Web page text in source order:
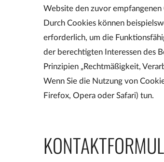
Website den zuvor
Durch Cookies können
erforderlich, um die
der berechtigten Interessen des
Prinzipien „Rechtmäßigkeit,
Wenn Sie die Nutzung von
Firefox, Opera oder Safari) tun.